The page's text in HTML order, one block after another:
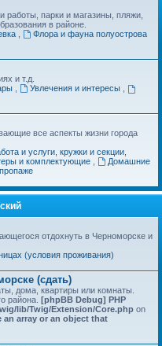
работы, парки и магазины, пляжи,
в районе.
Флора и фауна полуострова
и т.д.
Увлечения и интересы
все аспекты жизни города
и услуги, кружки и секции,
и комплектующие
Домашние
отдохнуть в Черноморске и
(условия проживания)
(сдать)
дома, квартиры или комнаты.
района. [phpBB Debug] PHP
lib/Twig/Extension/Core.php on
an array or an object that